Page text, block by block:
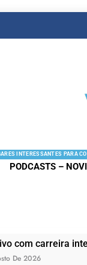
INTERESSANTES PARA
PODCASTS –
com carreira
De 2026